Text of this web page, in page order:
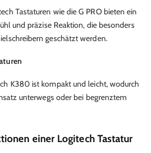
Tastaturen wie die G PRO bieten ein
und präzise Reaktion, die besonders
geschätzt werden.
K380 ist kompakt und leicht, wodurch
unterwegs oder bei begrenztem
einer Logitech Tastatur